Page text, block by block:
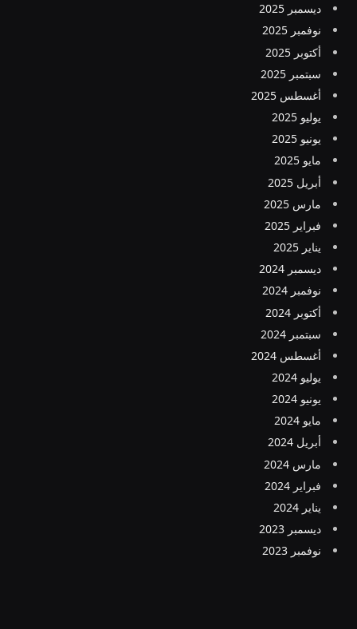
ديسمبر 2025
نوفمبر 2025
أكتوبر 2025
سبتمبر 2025
أغسطس 2025
يوليو 2025
يونيو 2025
مايو 2025
أبريل 2025
مارس 2025
فبراير 2025
يناير 2025
ديسمبر 2024
نوفمبر 2024
أكتوبر 2024
سبتمبر 2024
أغسطس 2024
يوليو 2024
يونيو 2024
مايو 2024
أبريل 2024
مارس 2024
فبراير 2024
يناير 2024
ديسمبر 2023
نوفمبر 2023